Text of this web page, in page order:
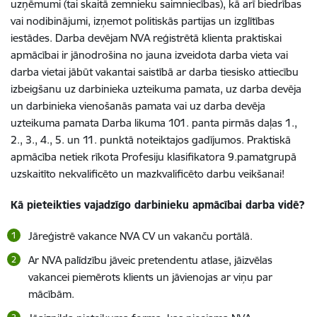
uzņēmumi (tai skaitā zemnieku saimniecības), kā arī biedrības
vai nodibinājumi, izņemot politiskās partijas un izglītības
iestādes. Darba devējam NVA reģistrētā klienta praktiskai
apmācībai ir jānodrošina no jauna izveidota darba vieta vai
darba vietai jābūt vakantai saistībā ar darba tiesisko attiecību
izbeigšanu uz darbinieka uzteikuma pamata, uz darba devēja
un darbinieka vienošanās pamata vai uz darba devēja
uzteikuma pamata Darba likuma 101. panta pirmās daļas 1.,
2., 3., 4., 5. un 11. punktā noteiktajos gadījumos. Praktiskā
apmācība netiek rīkota Profesiju klasifikatora 9.pamatgrupā
uzskaitīto nekvalificēto un mazkvalificēto darbu veikšanai!
Kā pieteikties vajadzīgo darbinieku apmācībai darba vidē?
Jāreģistrē vakance NVA CV un vakanču portālā.
Ar NVA palīdzību jāveic pretendentu atlase, jāizvēlas
vakancei piemērots klients un jāvienojas ar viņu par
mācībām.